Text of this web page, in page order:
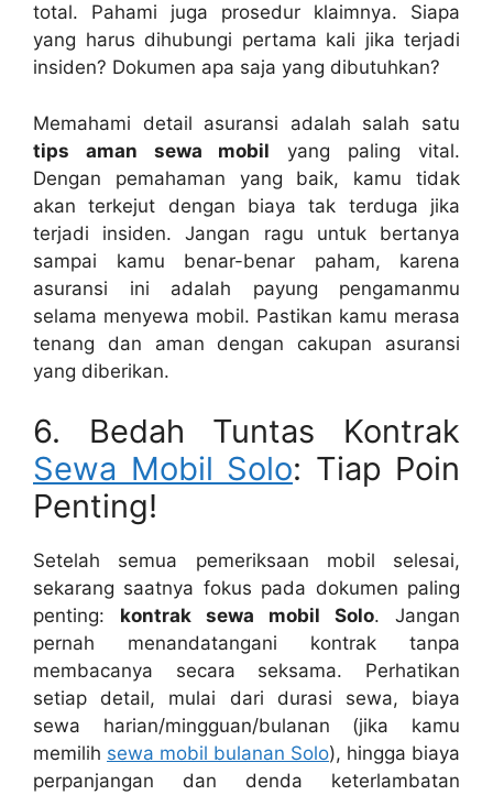
total. Pahami juga prosedur klaimnya. Siapa
yang harus dihubungi pertama kali jika terjadi
insiden? Dokumen apa saja yang dibutuhkan?
Memahami detail asuransi adalah salah satu
tips aman sewa mobil yang paling vital.
Dengan pemahaman yang baik, kamu tidak
akan terkejut dengan biaya tak terduga jika
terjadi insiden. Jangan ragu untuk bertanya
sampai kamu benar-benar paham, karena
asuransi ini adalah payung pengamanmu
selama menyewa mobil. Pastikan kamu merasa
tenang dan aman dengan cakupan asuransi
yang diberikan.
6. Bedah Tuntas Kontrak
Sewa Mobil Solo: Tiap Poin
Penting!
Setelah semua pemeriksaan mobil selesai,
sekarang saatnya fokus pada dokumen paling
penting: kontrak sewa mobil Solo. Jangan
pernah menandatangani kontrak tanpa
membacanya secara seksama. Perhatikan
setiap detail, mulai dari durasi sewa, biaya
sewa harian/mingguan/bulanan (jika kamu
memilih sewa mobil bulanan Solo), hingga biaya
perpanjangan dan denda keterlambatan